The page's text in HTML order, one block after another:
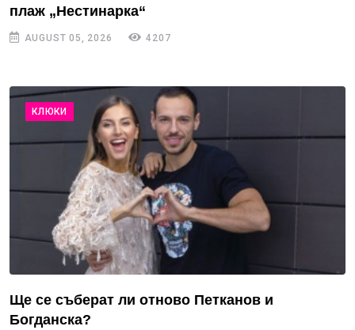
плаж „Нестинарка“
AUGUST 05, 2026 4207
КЛЮКИ
Ще се съберат ли отново Петканов и
Богданска?